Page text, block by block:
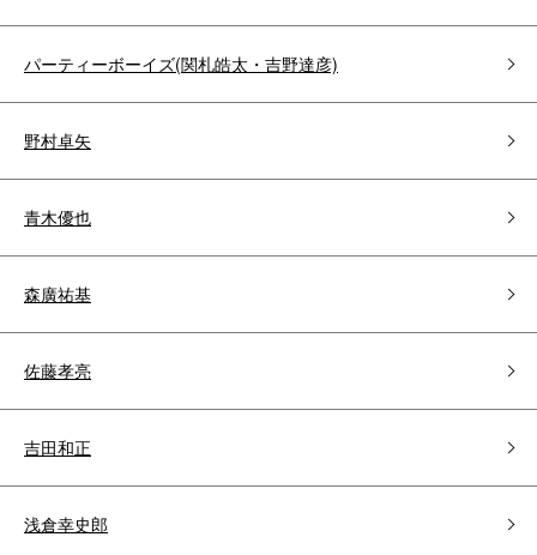
パーティーボーイズ(関札皓太・吉野達彦)
野村卓矢
青木優也
森廣祐基
佐藤孝亮
吉田和正
浅倉幸史郎